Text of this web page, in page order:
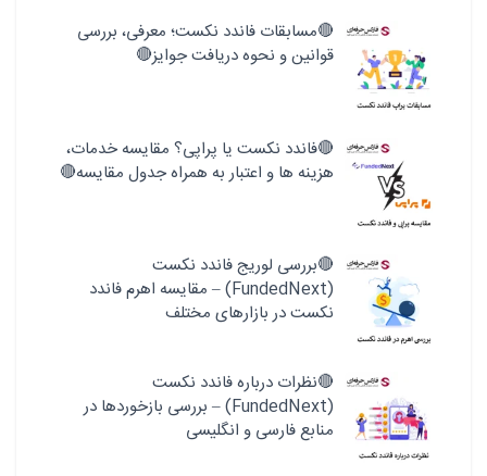
🔴مسابقات فاندد نکست؛ معرفی، بررسی
قوانین و نحوه دریافت جوایز🔴
🔴فاندد نکست یا پراپی؟ مقایسه خدمات،
هزینه ها و اعتبار به همراه جدول مقایسه🔴
🔴بررسی لوریج فاندد نکست
(FundedNext) – مقایسه اهرم فاندد
نکست در بازارهای مختلف
🔴نظرات درباره فاندد نکست
(FundedNext) – بررسی بازخوردها در
منابع فارسی و انگلیسی